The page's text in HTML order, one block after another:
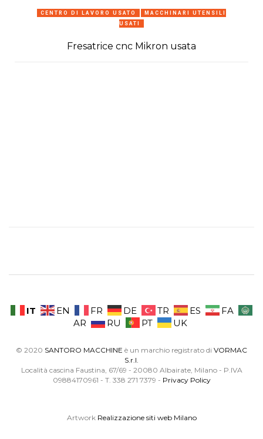
CENTRO DI LAVORO USATO
MACCHINARI UTENSILI
USATI
Fresatrice cnc Mikron usata
IT EN FR DE TR ES
FA
AR
RU PT UK
© 2020 SANTORO MACCHINE è un marchio registrato di VORMAC
S.r.l.
Località cascina Faustina, 67/69 - 20080 Albairate, Milano - P.IVA
09884170961 - T. 338 271 7379 - Privacy Policy
Artwork Realizzazione siti web Milano